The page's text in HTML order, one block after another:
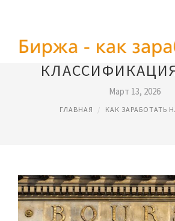
Март 13, 2026
ГЛАВНАЯ КАК ЗАРАБОТАТЬ